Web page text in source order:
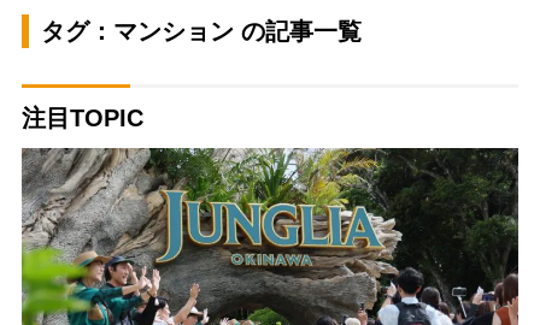
タグ：マンション の記事一覧
注目TOPIC